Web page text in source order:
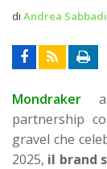
di Andrea
Mondraker
partnership
gravel che
2025, il brand